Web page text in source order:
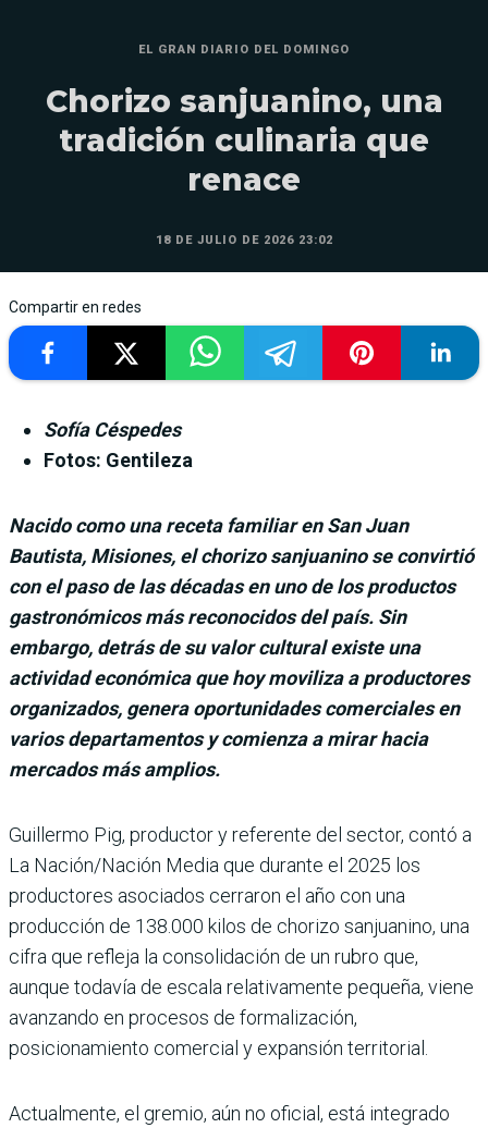
EL GRAN DIARIO DEL DOMINGO
Chorizo sanjuanino, una
tradición culinaria que
renace
18 DE JULIO DE 2026 23:02
Compartir en redes
Sofía Céspedes
Fotos: Gentileza
Nacido como una receta familiar en San Juan
Bautista, Misiones, el chorizo sanjuanino se convirtió
con el paso de las décadas en uno de los productos
gastronómicos más reconocidos del país. Sin
embargo, detrás de su valor cultural existe una
actividad económica que hoy moviliza a productores
organizados, genera oportunidades comerciales en
varios departamentos y comienza a mirar hacia
mercados más amplios.
Guillermo Pig, productor y referente del sector, contó a
La Nación/Nación Media que durante el 2025 los
productores asociados cerraron el año con una
producción de 138.000 kilos de chorizo sanjuanino, una
cifra que refleja la consolidación de un rubro que,
aunque todavía de escala relativamente pequeña, viene
avanzando en procesos de formalización,
posicionamiento comercial y expansión territorial.
Actualmente, el gremio, aún no oficial, está integrado